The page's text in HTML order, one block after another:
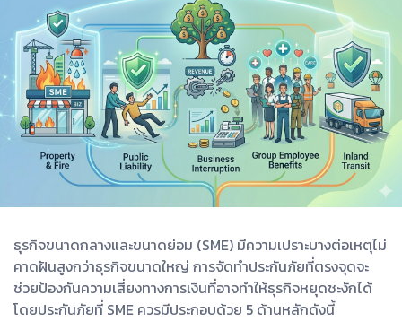
ธุรกิจขนาดกลางและขนาดย่อม (SME) มีความเปราะบางต่อเหตุไม่
คาดฝันสูงกว่าธุรกิจขนาดใหญ่ การจัดทำประกันภัยที่ตรงจุดจะ
ช่วยป้องกันความเสี่ยงทางการเงินที่อาจทำให้ธุรกิจหยุดชะงักได้
โดยประกันภัยที่ SME ควรมีประกอบด้วย 5 ด้านหลักดังนี้